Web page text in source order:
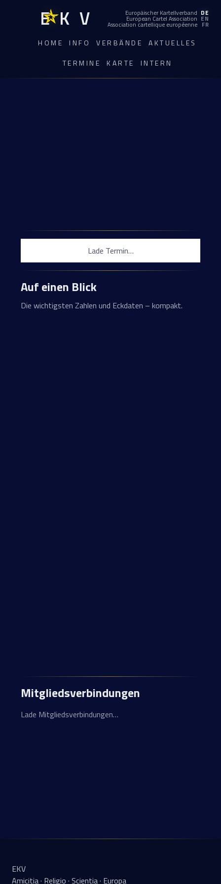
EKV Europäischer Kartellverband DE
European Cartel Association EN
Association cartellique européenne FR
HOME INFO VERBÄNDE
AKTUELLES
TERMINE
KARTE INTERN
Lade Termin…
Auf einen Blick
Die wichtigsten Zahlen und Eckdaten – kompakt.
Mitgliedsverbindungen
Lade Mitgliedsverbindungen…
EKV
Amicitia · Religio · Scientia · Europa